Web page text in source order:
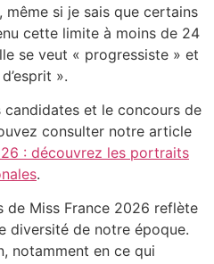
même si je sais que certains
cette limite à moins de 24
se veut « progressiste » et
».
candidates et le concours de
consulter notre article
: découvrez les portraits
.
de Miss France 2026 reflète
diversité de notre époque.
notamment en ce qui